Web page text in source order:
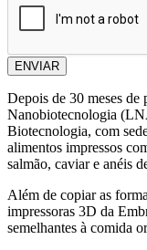
ENVIAR
Depois de 30 meses de
Nanobiotecnologia
Biotecnologia, com
alimentos impressos
salmão, caviar e anéis
Além de copiar as
impressoras 3D da
semelhantes à comida